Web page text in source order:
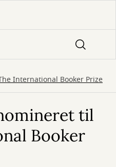
International Booker Prize
til
Booker